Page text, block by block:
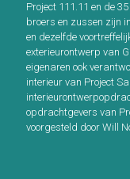
Project 111.11 en de
broers en zussen zijn
en dezelfde
exterieurontwerp van
eigenaren ook
interieur van Project
opdrachtgevers van
voorgesteld door Will